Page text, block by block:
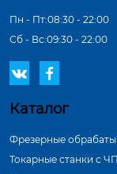
Пн - Пт:08:30 - 22:00
Сб - Вс:09:30 - 22:00
 
Каталог
Фрезерные
Токарные станки с